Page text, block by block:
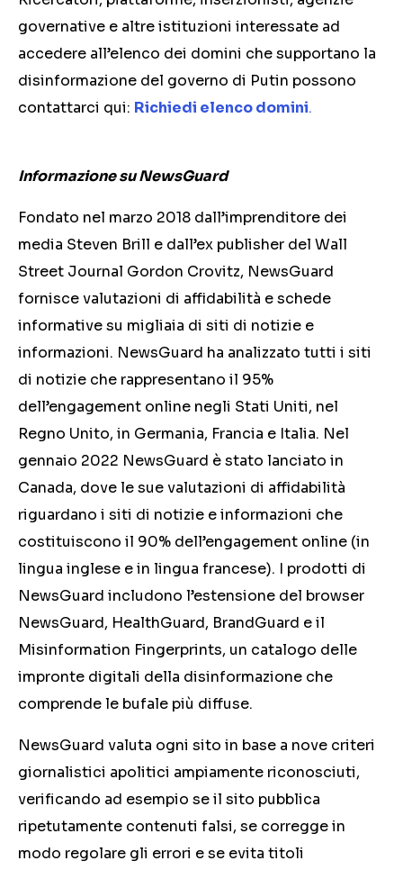
governative e altre istituzioni interessate ad
accedere all’elenco dei domini che supportano la
disinformazione del governo di Putin possono
contattarci qui: Richiedi elenco domini.
Informazione su NewsGuard
Fondato nel marzo 2018 dall’imprenditore dei
media Steven Brill e dall’ex publisher del Wall
Street Journal Gordon Crovitz, NewsGuard
fornisce valutazioni di affidabilità e schede
informative su migliaia di siti di notizie e
informazioni. NewsGuard ha analizzato tutti i siti
di notizie che rappresentano il 95%
dell’engagement online negli Stati Uniti, nel
Regno Unito, in Germania, Francia e Italia. Nel
gennaio 2022 NewsGuard è stato lanciato in
Canada, dove le sue valutazioni di affidabilità
riguardano i siti di notizie e informazioni che
costituiscono il 90% dell’engagement online (in
lingua inglese e in lingua francese). I prodotti di
NewsGuard includono l’estensione del browser
NewsGuard, HealthGuard, BrandGuard e il
Misinformation Fingerprints, un catalogo delle
impronte digitali della disinformazione che
comprende le bufale più diffuse.
NewsGuard valuta ogni sito in base a nove criteri
giornalistici apolitici ampiamente riconosciuti,
verificando ad esempio se il sito pubblica
ripetutamente contenuti falsi, se corregge in
modo regolare gli errori e se evita titoli